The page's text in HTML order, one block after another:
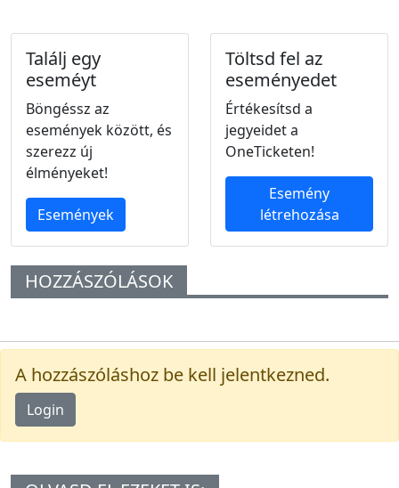
Találj egy
eseméyt
Böngéssz az
események között, és
szerezz új
élményeket!
Események
Töltsd fel az
eseményedet
Értékesítsd a
jegyeidet a
OneTicketen!
Esemény
létrehozása
HOZZÁSZÓLÁSOK
A hozzászóláshoz be kell jelentkezned.
Login